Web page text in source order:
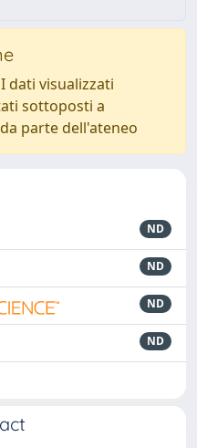
dati visualizzati
sottoposti a
parte dell'ateneo
ND
ND
ND
ND